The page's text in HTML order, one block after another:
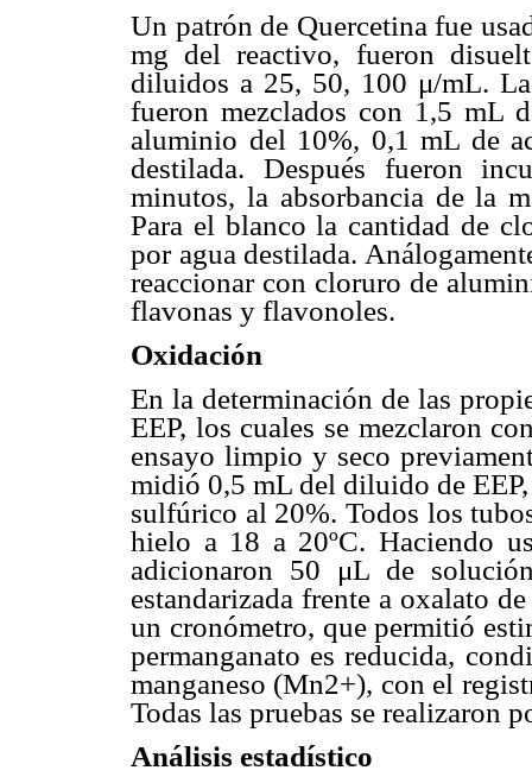
Un patrón de Quercetina fue
mg del reactivo, fueron
diluidos a 25, 50, 100 μ/mL.
fueron mezclados con 1,5 mL
aluminio del 10%, 0,1 mL de
destilada. Después fueron
minutos, la absorbancia de la
Para el blanco la cantidad de
por agua destilada.
reaccionar con cloruro de
flavonas y flavonoles.
Oxidación
En la determinación de las
EEP, los cuales se mezclaron
ensayo limpio y seco
midió 0,5 mL del diluido de
sulfúrico al 20%. Todos los
hielo a 18 a 20ºC. Haciendo
adicionaron 50 μL de
estandarizada frente a oxalato
un cronómetro, que permitió
permanganato es reducida,
manganeso (Mn2+), con el
Todas las pruebas se realizaron
Análisis estadístico